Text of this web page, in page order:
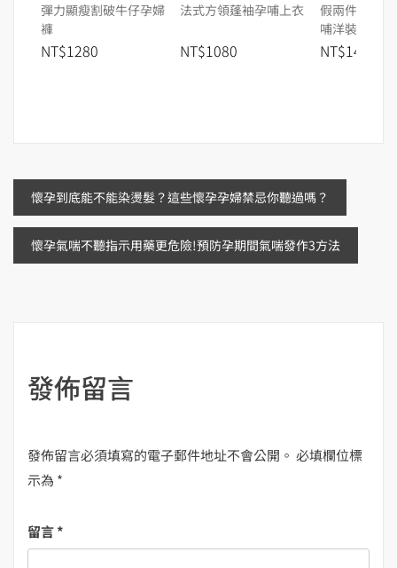
彈力顯瘦割破牛仔孕婦
褲
NT$1280
法式方領蓬袖孕哺上衣
NT$1080
假兩件細肩
哺洋裝
NT$1480
文
章
懷孕到底能不能染燙髮？這些懷孕孕婦禁忌你聽過嗎？
懷孕氣喘不聽指示用藥更危險!預防孕期間氣喘發作3方法
發佈留言
發佈留言必須填寫的電子郵件地址不會公開。 必填欄位標
示為 *
留言*